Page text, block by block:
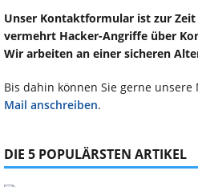
Unser Kontaktformular ist zur
vermehrt Hacker-Angriffe über
Wir arbeiten an einer sicheren
Bis dahin können Sie gerne
Mail anschreiben.
DIE 5 POPULÄRSTEN ARTIKEL